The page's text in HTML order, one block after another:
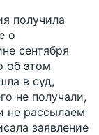
получила
о
сентября
об этом
в суд,
не получали,
не рассылаем
заявление